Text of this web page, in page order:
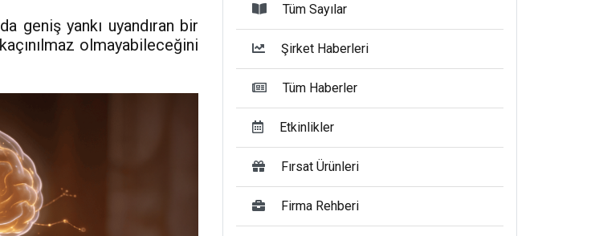
geniş yankı uyandıran bir
kaçınılmaz olmayabileceğini
Tüm Sayılar
Şirket Haberleri
Tüm Haberler
Etkinlikler
Fırsat Ürünleri
Firma Rehberi